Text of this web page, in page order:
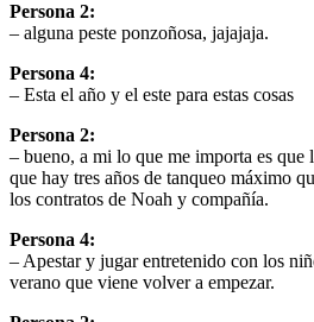
Persona 2:
– alguna peste ponzoñosa, jajajaja.
Persona 4:
– Esta el año y el este para estas cosas
Persona 2:
– bueno, a mi lo que me importa es que
que hay tres años de tanqueo máximo
los contratos de Noah y compañía.
Persona 4:
– Apestar y jugar entretenido con los
verano que viene volver a empezar.